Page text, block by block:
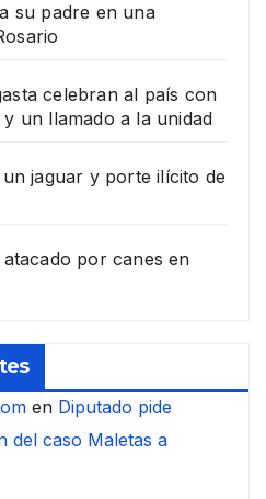
su padre en una
celebran al país con
un llamado a la unidad
jaguar y porte ilícito de
por canes en
en Diputado pide
del caso Maletas a